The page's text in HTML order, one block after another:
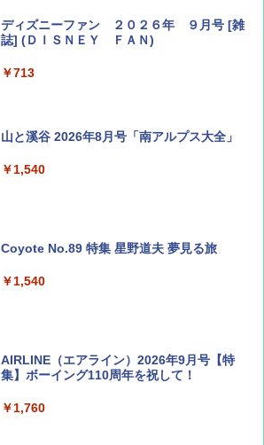
ディズニーファン ２０２６年 ９月号 [雑
誌] (ＤＩＳＮＥＹ ＦＡＮ)
￥713
山と溪谷 2026年8月号「南アルプス大全」
￥1,540
Coyote No.89 特集 星野道夫 夢見る旅
￥1,540
AIRLINE（エアライン）2026年9月号【特
集】ボーイング110周年を祝して！
￥1,760